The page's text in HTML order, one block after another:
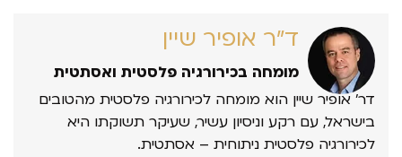
ד״ר אופיר שיין
מומחה בכירורגיה פלסטית ואסתטית
דר’ אופיר שיין הוא מומחה לכירורגיה פלסטית מהטובים
בישראל, עם רקע וניסיון עשיר, שעיקר תשוקתו היא
לכירורגיה פלסטית ניתוחית – אסתטית.